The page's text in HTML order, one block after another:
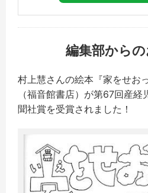
編集部から
村上慧さんの絵本『家をせお
（福音館書店）が第67回産
聞社賞を受賞されました！